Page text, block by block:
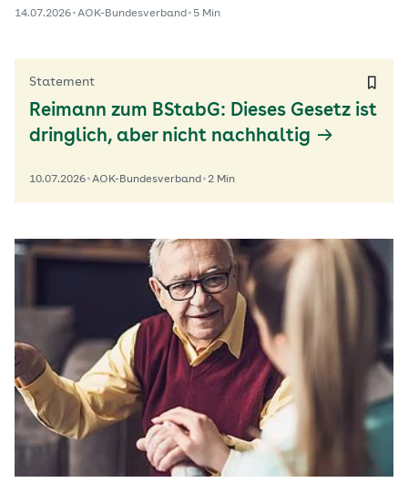
14.07.2026 AOK-Bundesverband 5 Min
Statement
Reimann zum BStabG: Dieses Gesetz ist
dringlich, aber nicht nachhaltig
10.07.2026 AOK-Bundesverband 2 Min